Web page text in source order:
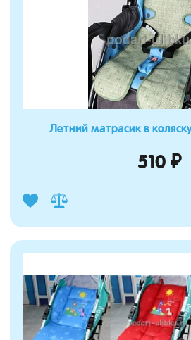
Летний матрасик в
510 ₽